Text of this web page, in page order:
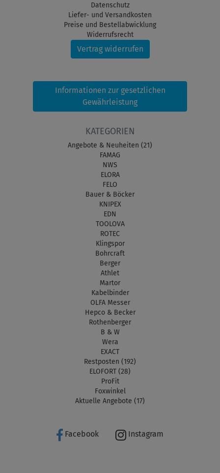
Datenschutz
Liefer- und Versandkosten
Preise und Bestellabwicklung
Widerrufsrecht
Vertrag widerrufen
Informationen zur gesetzlichen
Gewährleistung
KATEGORIEN
Angebote & Neuheiten (21)
FAMAG
NWS
ELORA
FELO
Bauer & Böcker
KNIPEX
EDN
TOOLOVA
ROTEC
Klingspor
Bohrcraft
Berger
Athlet
Martor
Kabelbinder
OLFA Messer
Hepco & Becker
Rothenberger
B & W
Wera
EXACT
Restposten (192)
ELOFORT (28)
ProFit
Foxwinkel
Aktuelle Angebote (17)
Facebook Instagram